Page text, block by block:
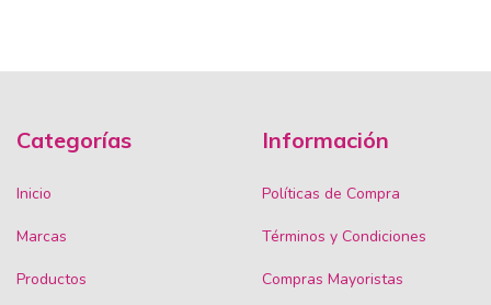
Categorías
Inicio
Marcas
Productos
Información
Políticas de Compra
Términos y Condiciones
Compras Mayoristas